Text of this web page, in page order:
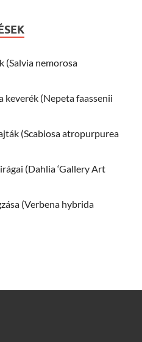
(Salvia nemorosa
keverék (Nepeta faassenii
(Scabiosa atropurpurea
(Dahlia ‘Gallery Art
(Verbena hybrida